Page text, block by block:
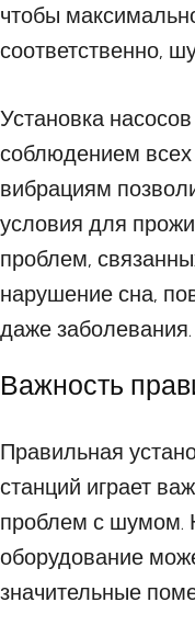
чтобы
соответственно,
Установка
соблюдением
вибрациям
условия для
проблем,
нарушение сна,
даже заболевания.
Важность
Правильная
станций играет
проблем с шумом.
оборудование
значительные